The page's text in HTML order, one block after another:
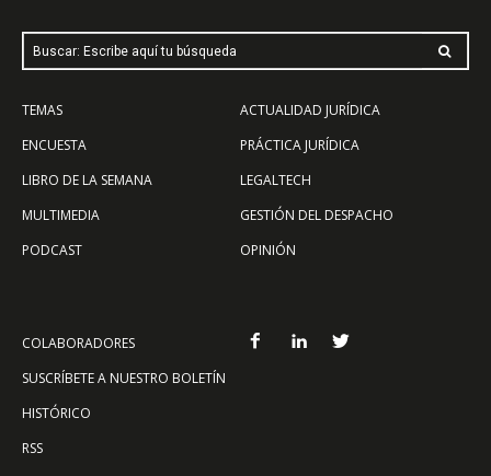
Buscar: Escribe aquí tu búsqueda
TEMAS
ENCUESTA
LIBRO DE LA SEMANA
MULTIMEDIA
PODCAST
ACTUALIDAD JURÍDICA
PRÁCTICA JURÍDICA
LEGALTECH
GESTIÓN DEL DESPACHO
OPINIÓN
COLABORADORES
SUSCRÍBETE A NUESTRO BOLETÍN
HISTÓRICO
RSS